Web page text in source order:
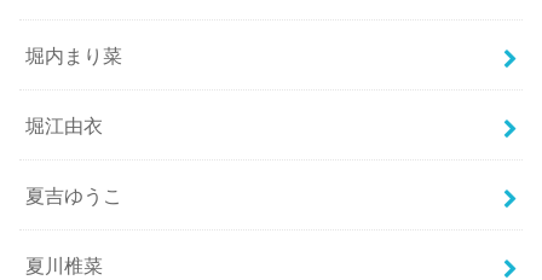
堀内まり菜
堀江由衣
夏吉ゆうこ
夏川椎菜